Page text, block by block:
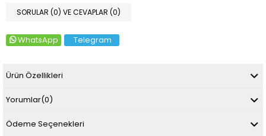
SORULAR (0) VE CEVAPLAR (0)
WhatsApp Telegram
Ürün Özellikleri
Yorumlar(0)
Ödeme Seçenekleri